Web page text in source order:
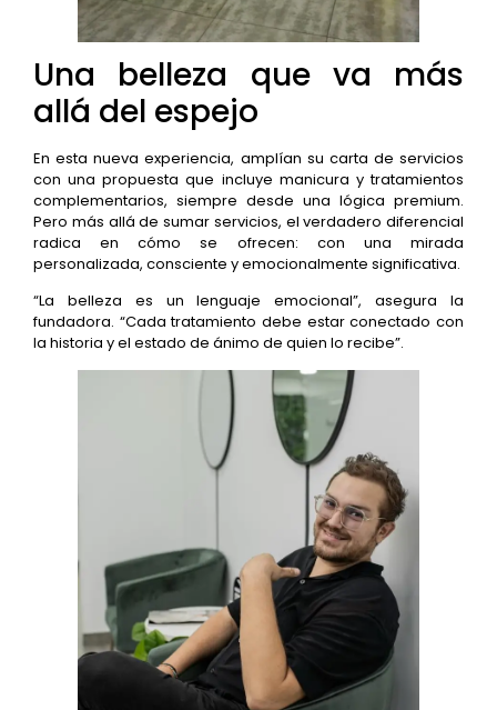
Una belleza que va más
allá del espejo
En esta nueva experiencia, amplían su carta de servicios
con una propuesta que incluye manicura y tratamientos
complementarios, siempre desde una lógica premium.
Pero más allá de sumar servicios, el verdadero diferencial
radica en cómo se ofrecen: con una mirada
personalizada, consciente y emocionalmente significativa.
“La belleza es un lenguaje emocional”, asegura la
fundadora. “Cada tratamiento debe estar conectado con
la historia y el estado de ánimo de quien lo recibe”.